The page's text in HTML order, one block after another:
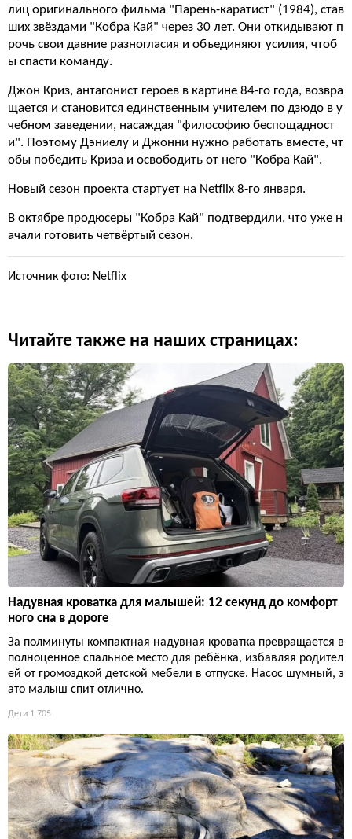
лиц оригинального фильма "Парень-каратист" (1984), став
ших звёздами "Кобра Кай" через 30 лет. Они откидывают п
рочь свои давние разногласия и объединяют усилия, чтоб
ы спасти команду.
Джон Криз, антагонист героев в картине 84-го года, возвра
щается и становится единственным учителем по дзюдо в у
чебном заведении, насаждая "философию беспощадност
и". Поэтому Дэниелу и Джонни нужно работать вместе, чт
обы победить Криза и освободить от него "Кобра Кай".
Новый сезон проекта стартует на Netflix 8-го января.
В октябре продюсеры "Кобра Кай" подтвердили, что уже н
ачали готовить четвёртый сезон.
Источник фото: Netflix
Читайте также на наших страницах:
Надувная кроватка для малышей: 12 секунд до комфорт
ного сна в дороге
За полминуты компактная надувная кроватка превращается в
полноценное спальное место для ребёнка, избавляя родител
ей от громоздкой детской мебели в отпуске. Насос шумный, з
ато малыш спит отлично.
Дети 1 705